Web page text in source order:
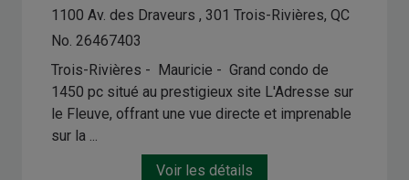
1100 Av. des Draveurs , 301 Trois-Rivières, QC
No. 26467403
Trois-Rivières - Mauricie - Grand condo de
1450 pc situé au prestigieux site L'Adresse sur
le Fleuve, offrant une vue directe et imprenable
sur la ...
Voir les détails